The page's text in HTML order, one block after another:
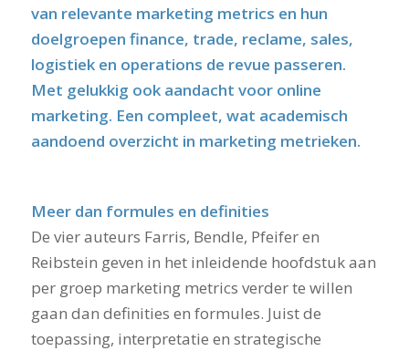
van relevante marketing metrics en hun
doelgroepen finance, trade, reclame, sales,
logistiek en operations de revue passeren.
Met gelukkig ook aandacht voor online
marketing. Een compleet, wat academisch
aandoend overzicht in marketing metrieken.
Meer dan formules en definities
De vier auteurs Farris, Bendle, Pfeifer en
Reibstein geven in het inleidende hoofdstuk aan
per groep marketing metrics verder te willen
gaan dan definities en formules. Juist de
toepassing, interpretatie en strategische